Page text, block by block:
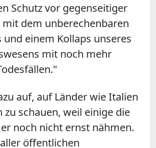
Schutz vor gegenseitiger
dem unberechenbaren
und einem Kollaps unseres
mit noch mehr
auf, auf Länder wie Italien
zu schauen, weil einige die
noch nicht ernst nähmen.
öffentlichen